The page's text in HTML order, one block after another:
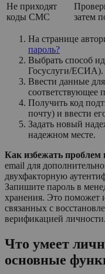
Не приходят
коды СМС
затем
На странице
пароль?
Выбрать способ
Госуслуги/ЕСИА).
Ввести данные
соответствующее
Получить код
почту) и ввести
Задать новый
надежном месте.
Как избежать проблем
email для
двухфакторную
Запишите пароль в
хранения. Это поможет
связанных с
верификацией личности.
Что умеет
основные